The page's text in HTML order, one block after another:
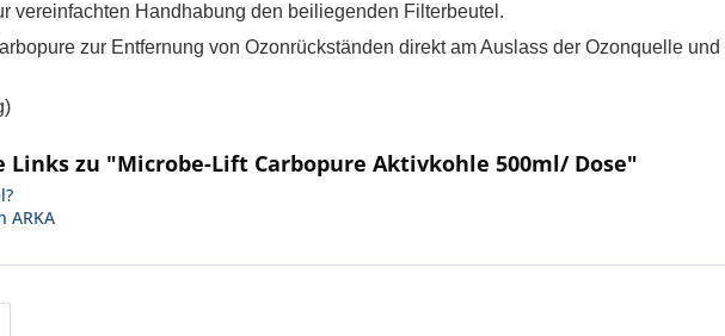
vereinfachten Handhabung den beiliegenden Filterbeutel.
zur Entfernung von Ozonrückständen direkt am Auslass der Ozonquelle
zu "Microbe-Lift Carbopure Aktivkohle 500ml/ Dose"
ARKA